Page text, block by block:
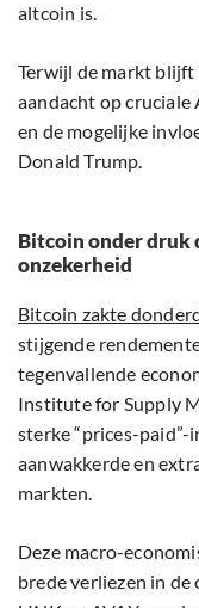
altcoin is.
Terwijl de markt
aandacht op cruciale
en de mogelijke
Donald Trump.
Bitcoin onder druk
onzekerheid
Bitcoin zakte
stijgende
tegenvallende
Institute for Supply
sterke “prices-
aanwakkerde en
markten.
Deze macro-
brede verliezen in